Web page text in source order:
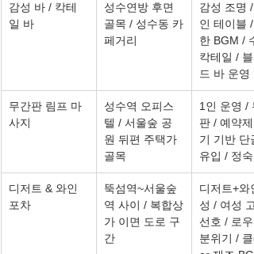
감성 바 / 칵테
일 바
성수연방 후면
골목 / 성수동 카
페거리
감성 조명 /
인 테이블 /
한 BGM /
칵테일 / 블
드 바 운영
무간판 림프 마
사지
성수역 오피스
텔 / 서울숲 공
원 뒤편 주택가
골목
1인 운영 /
판 / 예약제
기 기반 단
유입 / 정숙
디저트 & 와인
포차
뚝섬역~서울숲
역 사이 / 복합상
가 이면 도로 구
간
디저트+와
성 / 여성
선호 / 로우
분위기 / 클